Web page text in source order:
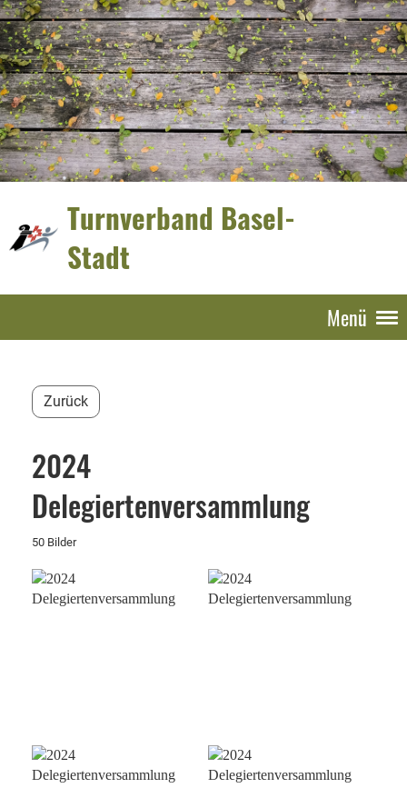
Turnverband Basel-
Stadt
Menü
Zurück
2024
Delegiertenversammlung
50 Bilder